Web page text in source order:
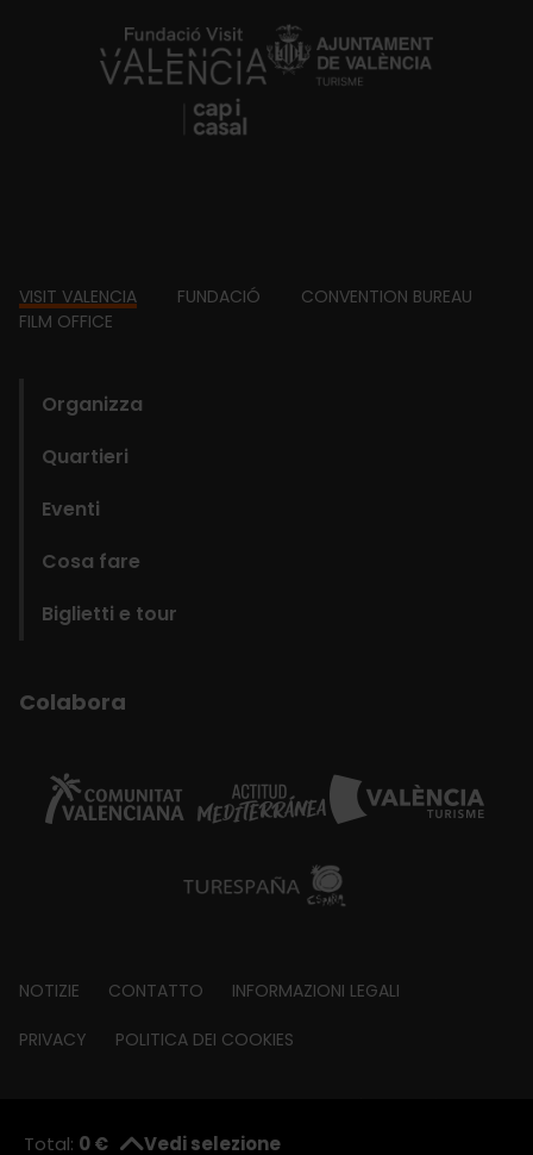
Total: 0 € Vedi selezione
https://fundacion.visitvalencia.com/
Footer
VISIT VALENCIA FUNDACIÓ
CONVENTION BUREAU
FILM OFFICE
Organizza
Quartieri
Eventi
Cosa fare
Biglietti e tour
Colabora
Footer
about
NOTIZIE CONTATTO INFORMAZIONI LEGALI
PRIVACY POLITICA DEI COOKIES